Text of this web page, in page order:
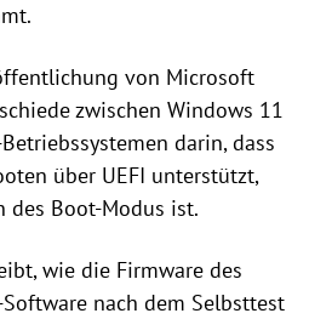
von Microsoft
zwischen Windows 11
darin, dass
über UEFI unterstützt,
des Boot-Modus ist.
wie die Firmware des
nach dem Selbsttest